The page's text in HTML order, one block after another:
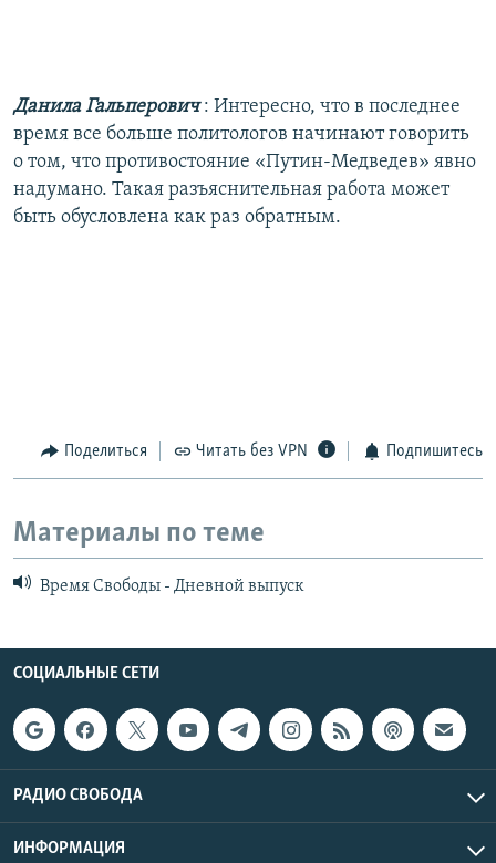
Данила Гальперович: Интересно, что в последнее
время все больше политологов начинают говорить
о том, что противостояние «Путин-Медведев» явно
надумано. Такая разъяснительная работа может
быть обусловлена как раз обратным.
Поделиться Читать без VPN Подпишитесь
Материалы по теме
Время Свободы - Дневной выпуск
СОЦИАЛЬНЫЕ СЕТИ
РАДИО СВОБОДА
ИНФОРМАЦИЯ